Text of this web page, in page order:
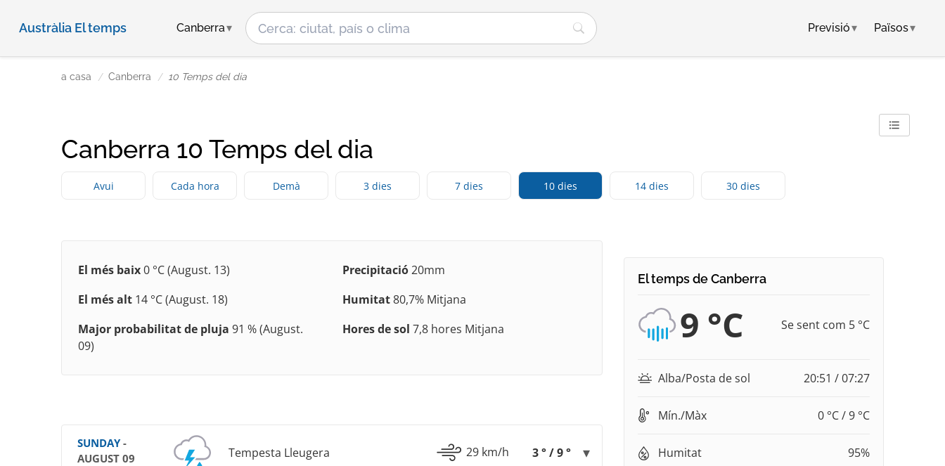
Austràlia El temps Canberra Previsió▾ Països▾
a casa Canberra 10 Temps del dia
Canberra 10 Temps del dia
Avui Cada hora Demà 3 dies 7 dies 10 dies 14 dies 30 dies
El més baix0 °C (August. 13) Precipitació20mm
El més alt 14 °C (August. 18) Humitat80,7% Mitjana
Major probabilitat de pluja 91 % (August.
09)
Hores de sol 7,8 hores Mitjana
SUNDAY-
AUGUST 09
Tempesta Lleugera 29 km/h 3 ° / 9 °
El temps de Canberra
9 °C Se sent com 5 °C
Alba/Posta de sol 20:51 / 07:27
Mín./Màx 0 °C / 9 °C
Humitat 95%